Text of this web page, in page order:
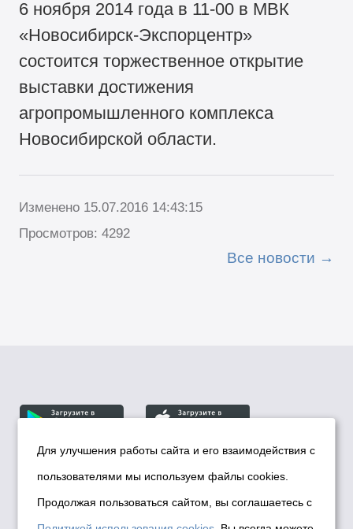
6 ноября 2014 года в 11-00 в МВК
«Новосибирск-Экспорцентр»
состоится торжественное открытие
выставки достижения
агропромышленного комплекса
Новосибирской области.
Изменено 15.07.2016 14:43:15
Просмотров: 4292
Все новости
© Департамент информационной политики мэрии
города Новосибирска, 2026
Политика использования Cookies
Для улучшения работы сайта и его взаимодействия с
пользователями мы используем файлы cookies.
Продолжая пользоваться сайтом, вы соглашаетесь с